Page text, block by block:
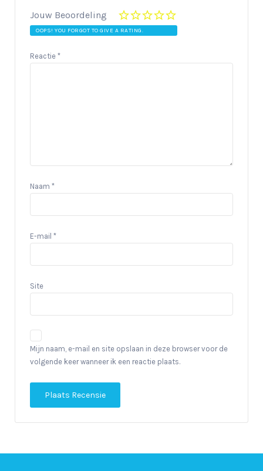
Jouw Beoordeling
OOPS! YOU FORGOT TO GIVE A RATING.
Reactie *
Naam *
E-mail *
Site
Mijn naam, e-mail en site opslaan in deze browser voor de
volgende keer wanneer ik een reactie plaats.